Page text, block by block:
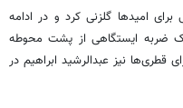
نقطه پنالتی برای امیدها گلزنی کرد و در ادامه
شد در دقیقه 36 روی یک ضربه ایستگاهی از پشت محوطه
قطری‌ها نیز عبدالرشید ابراهیم در